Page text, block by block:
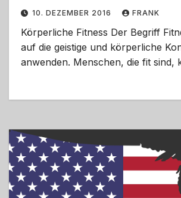
10. DEZEMBER 2016 FRANK
Körperliche Fitness Der Begriff
auf die geistige und körperliche
anwenden. Menschen, die fit sind,